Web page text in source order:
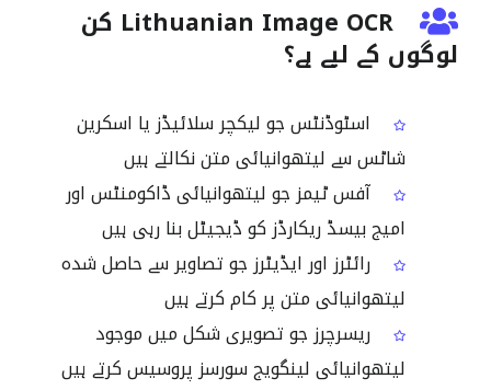
Lithuanian Image OCR کن
لوگوں کے لیے ہے؟
اسٹوڈنٹس جو لیکچر سلائیڈز یا اسکرین
شاٹس سے لیتھوانیائی متن نکالتے ہیں
آفس ٹیمز جو لیتھوانیائی ڈاکومنٹس اور
امیج بیسڈ ریکارڈز کو ڈیجیٹل بنا رہی ہیں
رائٹرز اور ایڈیٹرز جو تصاویر سے حاصل شدہ
لیتھوانیائی متن پر کام کرتے ہیں
ریسرچرز جو تصویری شکل میں موجود
لیتھوانیائی لینگویج سورسز پروسیس کرتے ہیں